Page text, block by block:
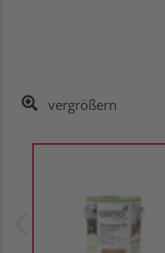
vergrößern